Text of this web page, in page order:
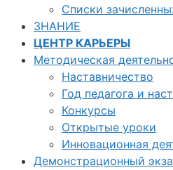
Списки
ЗНАНИЕ
ЦЕНТР КАРЬЕРЫ
Методическая
Наставничество
Год педагога и
Конкурсы
Открытые уроки
Инновационная
Демонстрационный